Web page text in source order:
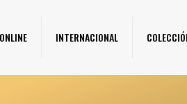
INTERNACIONAL